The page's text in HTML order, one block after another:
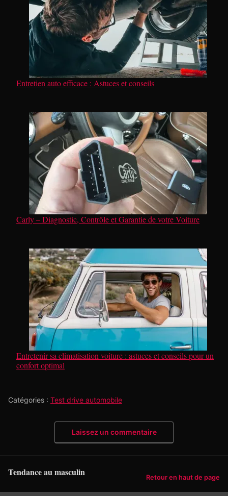
Entretien auto efficace : Astuces et conseils
Carly – Diagnostic, Contrôle et Garantie de votre Voiture
Entretenir sa climatisation voiture : astuces et conseils pour un
confort optimal
Catégories : Test drive automobile
Laissez un commentaire
Tendance au masculin Retour en haut de page